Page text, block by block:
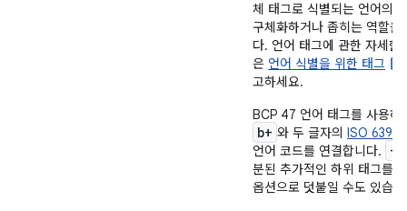
체 태그로 식별되는 언어의
구체화하거나 좁히는 역할을
다. 언어 태그에 관한 자세한
은 언어 식별을 위한 태그
고하세요.
BCP 47 언어 태그를 사용하
b+ 와 두 글자의 ISO 639-1
언어 코드를 연결합니다.
+
분된 추가적인 하위 태그를
옵션으로 덧붙일 수도 있습